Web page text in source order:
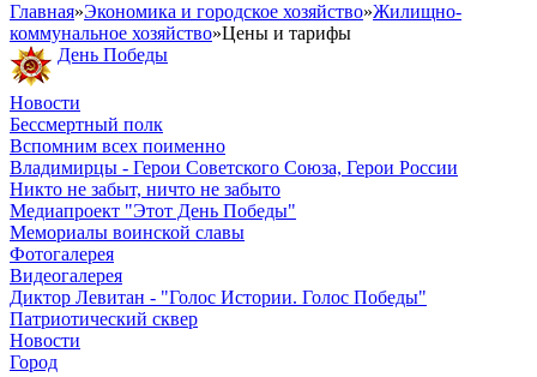
Главная»Экономика и городское хозяйство»Жилищно-
коммунальное хозяйство»Цены и тарифы
День Победы
Новости
Бессмертный полк
Вспомним всех поименно
Владимирцы - Герои Советского Союза, Герои России
Никто не забыт, ничто не забыто
Медиапроект "Этот День Победы"
Мемориалы воинской славы
Фотогалерея
Видеогалерея
Диктор Левитан - "Голос Истории. Голос Победы"
Патриотический сквер
Новости
Город